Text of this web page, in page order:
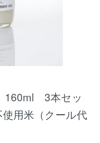
3本セッ
用米（クール代